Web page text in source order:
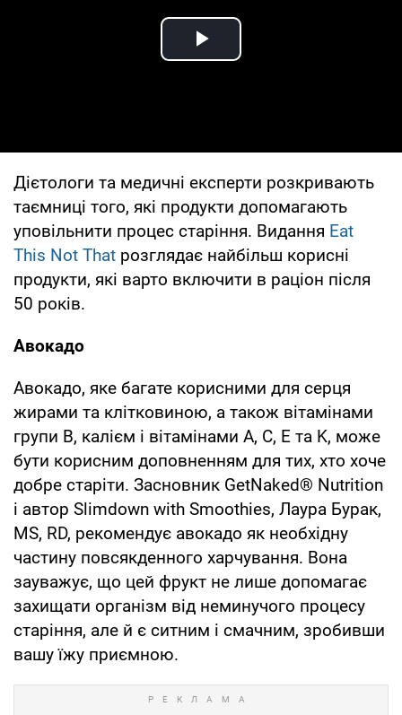
Play Video
Дієтологи та медичні експерти розкривають
таємниці того, які продукти допомагають
уповільнити процес старіння. Видання Eat
This Not That розглядає найбільш корисні
продукти, які варто включити в раціон після
50 років.
Авокадо
Авокадо, яке багате корисними для серця
жирами та клітковиною, а також вітамінами
групи В, калієм і вітамінами A, C, E та K, може
бути корисним доповненням для тих, хто хоче
добре старіти. Засновник GetNaked® Nutrition
і автор Slimdown with Smoothies, Лаура Бурак,
MS, RD, рекомендує авокадо як необхідну
частину повсякденного харчування. Вона
зауважує, що цей фрукт не лише допомагає
захищати організм від неминучого процесу
старіння, але й є ситним і смачним, зробивши
вашу їжу приємною.